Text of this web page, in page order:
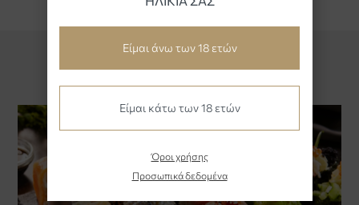
#WinePairing
Είμαι άνω των 18 ετών
Είμαι κάτω των 18 ετών
Όροι χρήσης
Προσωπικά δεδομένα